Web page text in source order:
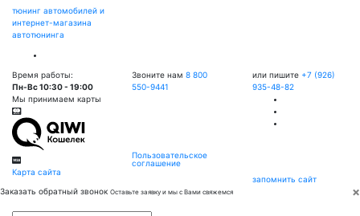
тюнинг автомобилей и
интернет-магазина
автотюнинга
Время работы:
Пн-Вс 10:30 - 19:00
Мы принимаем карты
Карта сайта
Звоните нам 8 800
550-9441
Пользовательское
соглашение
или пишите +7 (926)
935-48-82
запомнить сайт
×
Заказать обратный звонок Оставьте заявку и мы с Вами свяжемся